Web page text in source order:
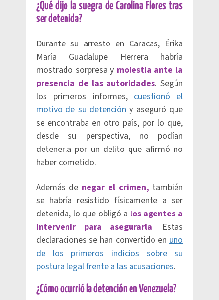
¿Qué dijo la suegra de Carolina Flores tras
ser detenida?
Durante su arresto en Caracas, Érika
María Guadalupe Herrera habría
mostrado sorpresa y molestia ante la
presencia de las autoridades. Según
los primeros informes,cuestionó el
motivo de su detención y aseguró que
se encontraba en otro país, por lo que,
desde su perspectiva, no podían
detenerla por un delito que afirmó no
haber cometido.
Además de negar el crimen, también
se habría resistido físicamente a ser
detenida, lo que obligó a los agentes a
intervenir para asegurarla. Estas
declaraciones se han convertido en uno
de los primeros indicios sobre su
postura legal frente a las acusaciones.
¿Cómo ocurrió la detención en Venezuela?